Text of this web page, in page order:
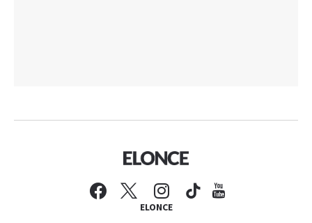
ELONCE